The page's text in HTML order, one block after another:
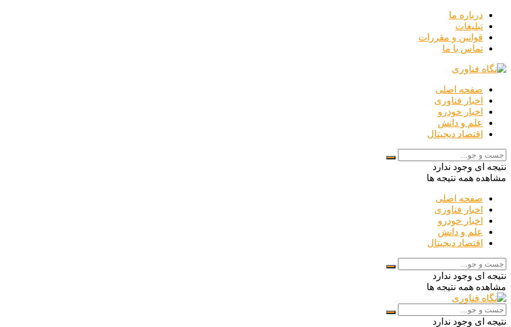
درباره ما
تبلیغات
قوانین و مقررات
تماس با ما
صفحه اصلی
اخبار فناوری
اخبار خودرو
علم و دانش
اقتصاد دیجیتال
نتیجه ای وجود ندارد
مشاهده همه نتیجه ها
صفحه اصلی
اخبار فناوری
اخبار خودرو
علم و دانش
اقتصاد دیجیتال
نتیجه ای وجود ندارد
مشاهده همه نتیجه ها
نتیجه ای وجود ندارد